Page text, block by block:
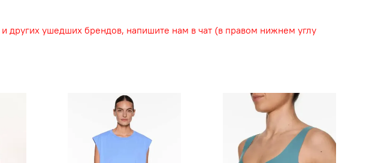
других ушедших брендов, напишите нам в чат (в правом нижнем углу